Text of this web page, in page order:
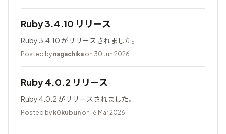
Ruby 3.4.10 リリース
Ruby 3.4.10 がリリースされました。
Posted by nagachika on 30 Jun 2026
Ruby 4.0.2 リリース
Ruby 4.0.2 がリリースされました。
Posted by k0kubun on 16 Mar 2026